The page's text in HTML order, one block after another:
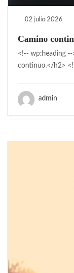
02 julio 2026
Camino
<!-- wp:heading
continuo.</h2>
admin